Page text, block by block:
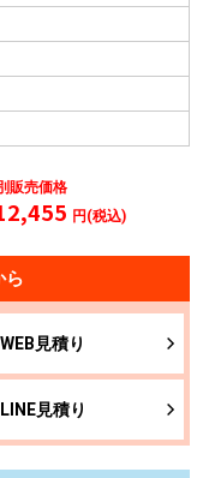
販売価格
円(税込)
ら
WEB 見積り
LINE見積り